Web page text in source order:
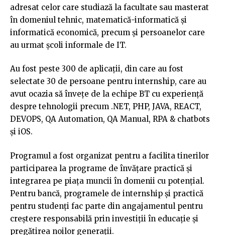
adresat celor care studiază la facultate sau masterat
în domeniul tehnic, matematică-informatică şi
informatică economică, precum şi persoanelor care
au urmat şcoli informale de IT.
Au fost peste 300 de aplicaţii, din care au fost
selectate 30 de persoane pentru internship, care au
avut ocazia să înveţe de la echipe BT cu experienţă
despre tehnologii precum .NET, PHP, JAVA, REACT,
DEVOPS, QA Automation, QA Manual, RPA & chatbots
şi iOS.
Programul a fost organizat pentru a facilita tinerilor
participarea la programe de învăţare practică şi
integrarea pe piaţa muncii în domenii cu potenţial.
Pentru bancă, programele de internship şi practică
pentru studenţi fac parte din angajamentul pentru
creştere responsabilă prin investiţii în educaţie şi
pregătirea noilor generaţii.